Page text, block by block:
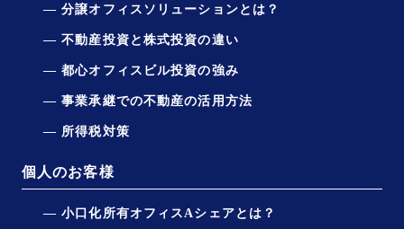
分譲オフィスソリューションとは？
不動産投資と株式投資の違い
都心オフィスビル投資の強み
事業承継での不動産の活用方法
所得税対策
個人のお客様
小口化所有オフィスAシェアとは？